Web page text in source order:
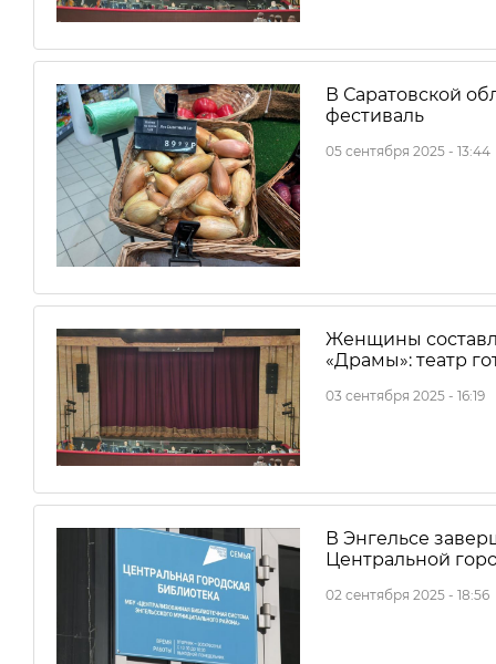
В Саратовской
фестиваль
05 сентября 2025 - 13:44
Женщины
«Драмы»: театр
03 сентября 2025 - 16:19
В Энгельсе
Центральной
02 сентября 2025 - 18:56